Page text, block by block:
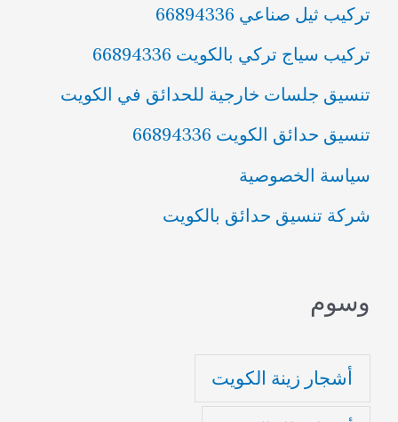
تركيب ثيل صناعي 66894336
تركيب سياج تركي بالكويت 66894336
تنسيق جلسات خارجية للحدائق في الكويت
تنسيق حدائق الكويت 66894336
سياسة الخصوصية
شركة تنسيق حدائق بالكويت
وسوم
أشجار زينة الكويت